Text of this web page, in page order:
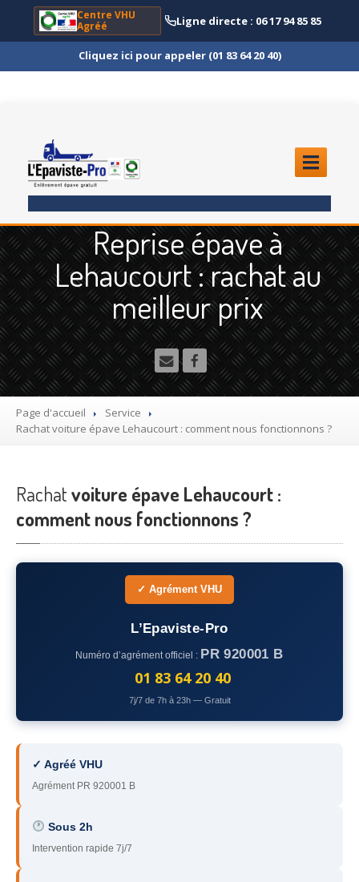
Centre VHU
Agréé
Ligne directe : 06 17 94 85 85
Cliquez ici pour appeler (01 83 64 20 40)
ENLÈVEMENTÉPAVE
Quoi?
Scooteret Moto
Camion
et Poids Lourd
Utilitaire
Démolisseuragrée VHU gratuit
Recyclage voiture usagée gratuit
voiture accidentée
– Seine-et-Marne
92 – Hauts-de-Seine
94 – Val-de-Marne
Reprise épave à
Lehaucourt : rachat au
meilleur prix
Page d'accueil
Service
Rachatvoiture épave Lehaucourt : comment nous fonctionnons ?
Rachatvoiture épave Lehaucourt :
comment nous fonctionnons ?
✓ Agrément VHU
L’Epaviste-Pro
Numéro d’agrément officiel : PR 920001 B
01 83 64 20 40
7j/7 de 7h à 23h — Gratuit
✓ Agréé VHU
Agrément PR 920001 B
Sous 2h
Intervention rapide 7j/7